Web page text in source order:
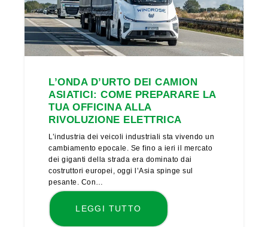
L’ONDA D’URTO DEI CAMION
ASIATICI: COME PREPARARE LA
TUA OFFICINA ALLA
RIVOLUZIONE ELETTRICA
L’industria dei veicoli industriali sta vivendo un
cambiamento epocale. Se fino a ieri il mercato
dei giganti della strada era dominato dai
costruttori europei, oggi l’Asia spinge sul
pesante. Con…
LEGGI TUTTO